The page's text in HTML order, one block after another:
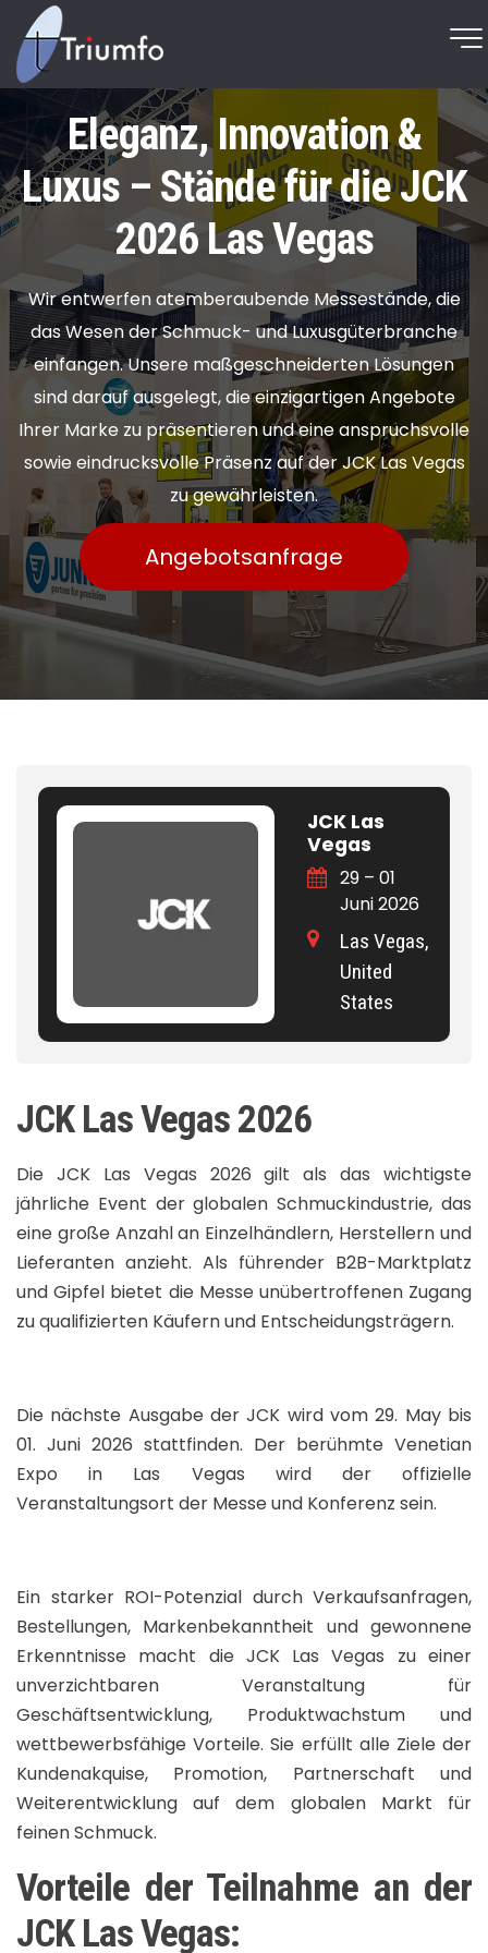
Eleganz, Innovation &
Luxus – Stände für die JCK
2026 Las Vegas
Wir entwerfen atemberaubende Messestände, die
das Wesen der Schmuck- und Luxusgüterbranche
einfangen. Unsere maßgeschneiderten Lösungen
sind darauf ausgelegt, die einzigartigen Angebote
Ihrer Marke zu präsentieren und eine anspruchsvolle
sowie eindrucksvolle Präsenz auf der JCK Las Vegas
zu gewährleisten.
Angebotsanfrage
JCK Las
Vegas
29 – 01
Juni 2026
Las Vegas,
United
States
JCK Las Vegas 2026
Die JCK Las Vegas 2026 gilt als das wichtigste
jährliche Event der globalen Schmuckindustrie, das
eine große Anzahl an Einzelhändlern, Herstellern und
Lieferanten anzieht. Als führender B2B-Marktplatz
und Gipfel bietet die Messe unübertroffenen Zugang
zu qualifizierten Käufern und Entscheidungsträgern.
Die nächste Ausgabe der JCK wird vom 29. May bis
01. Juni 2026 stattfinden. Der berühmte Venetian
Expo in Las Vegas wird der offizielle
Veranstaltungsort der Messe und Konferenz sein.
Ein starker ROI-Potenzial durch Verkaufsanfragen,
Bestellungen, Markenbekanntheit und gewonnene
Erkenntnisse macht die JCK Las Vegas zu einer
unverzichtbaren Veranstaltung für
Geschäftsentwicklung, Produktwachstum und
wettbewerbsfähige Vorteile. Sie erfüllt alle Ziele der
Kundenakquise, Promotion, Partnerschaft und
Weiterentwicklung auf dem globalen Markt für
feinen Schmuck.
Vorteile der Teilnahme an der
JCK Las Vegas: